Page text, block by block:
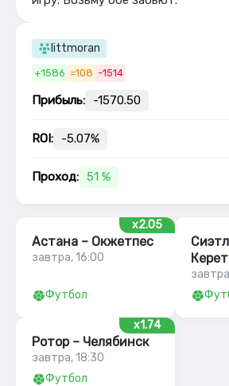
littmoran
+1586 =108 -1514
Прибыль: -1570.50
ROI: -5.07%
Проход: 51 %
x2.05
Астана – Окжетпес
завтра, 16:00
Футбол
x1.74
Ротор – Челябинск
завтра, 18:30
Футбол